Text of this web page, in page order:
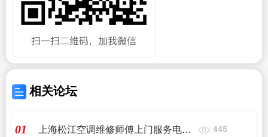
相关论坛
01
上海松江空调维修师傅上门服务电话,
445